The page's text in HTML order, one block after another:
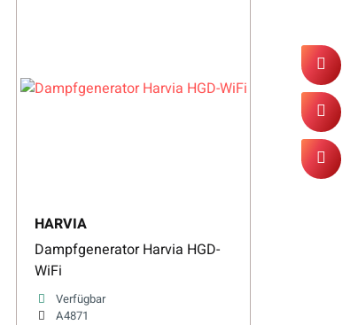
HARVIA
Dampfgenerator Harvia HGD-
WiFi
Verfügbar
A4871